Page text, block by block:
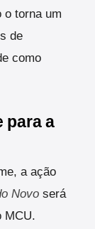
o torna um
de
como
para a
a ação
Novo será
MCU.